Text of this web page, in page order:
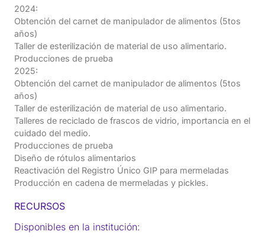
2024:
Obtención del carnet de manipulador de alimentos (5tos
años)
Taller de esterilización de material de uso alimentario.
Producciones de prueba
2025:
Obtención del carnet de manipulador de alimentos (5tos
años)
Taller de esterilización de material de uso alimentario.
Talleres de reciclado de frascos de vidrio, importancia en el
cuidado del medio.
Producciones de prueba
Diseño de rótulos alimentarios
Reactivación del Registro Único GIP para mermeladas
Producción en cadena de mermeladas y pickles.
RECURSOS
Disponibles en la institución: